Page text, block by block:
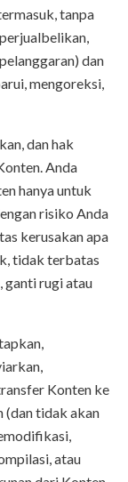
tanpa
dan
mengoreksi,
dan hak
Anda
hanya untuk
risiko Anda
kerusakan apa
tidak terbatas
ganti rugi atau
Konten ke
(dan tidak akan
atau